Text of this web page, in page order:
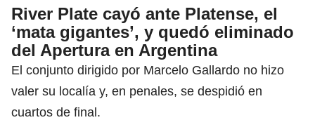
River Plate cayó ante Platense, el
‘mata gigantes’, y quedó eliminado
del Apertura en Argentina
El conjunto dirigido por Marcelo Gallardo no hizo
valer su localía y, en penales, se despidió en
cuartos de final.